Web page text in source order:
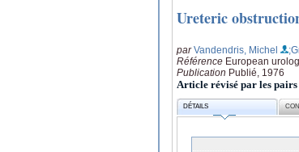
Ureteric
parVandendris, Michel
Référence European
Publication Publié, 1976
Article révisé par les pairs
DÉTAILS